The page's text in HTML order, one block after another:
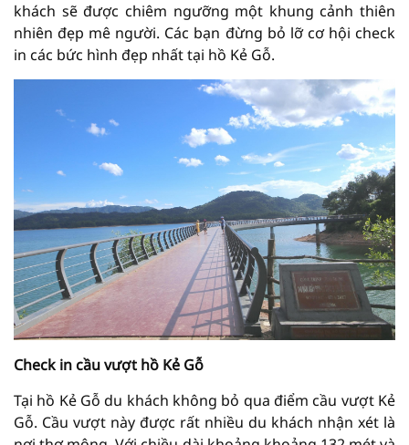
khách sẽ được chiêm ngưỡng một khung cảnh thiên
nhiên đẹp mê người. Các bạn đừng bỏ lỡ cơ hội check
in các bức hình đẹp nhất tại hồ Kẻ Gỗ.
Check in cầu vượt hồ Kẻ Gỗ
Tại hồ Kẻ Gỗ du khách không bỏ qua điểm cầu vượt Kẻ
Gỗ. Cầu vượt này được rất nhiều du khách nhận xét là